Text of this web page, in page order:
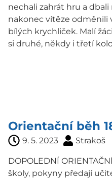
nechali zahrát hru a
nakonec vítěze odměnili
bílých krychliček. Malí
si druhé, někdy i třetí
Orientační běh
9. 5. 2023 Strakoš
DOPOLEDNÍ
školy, pokyny předají